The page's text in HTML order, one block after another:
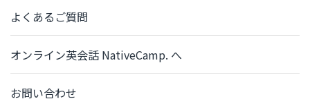
よくあるご質問
オンライン英会話 NativeCamp. へ
お問い合わせ